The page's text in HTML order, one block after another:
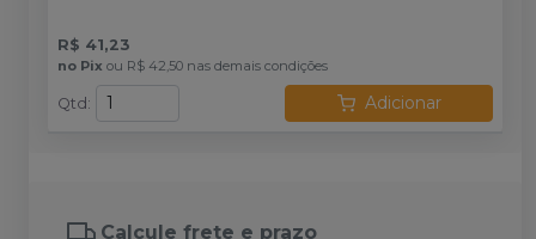
R$ 41,23
no Pix ou R$ 42,50 nas demais condições
Qtd: Adicionar
Calcule frete e prazo